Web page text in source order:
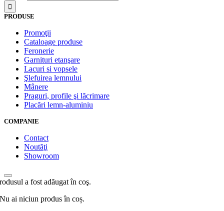
PRODUSE
Promoţii
Cataloage produse
Feronerie
Garnituri etanşare
Lacuri si vopsele
Şlefuirea lemnului
Mânere
Praguri, profile şi lăcrimare
Placări lemn-aluminiu
COMPANIE
Contact
Noutăţi
Showroom
a fost adăugat în coş.
Nu ai niciun produs în coș.